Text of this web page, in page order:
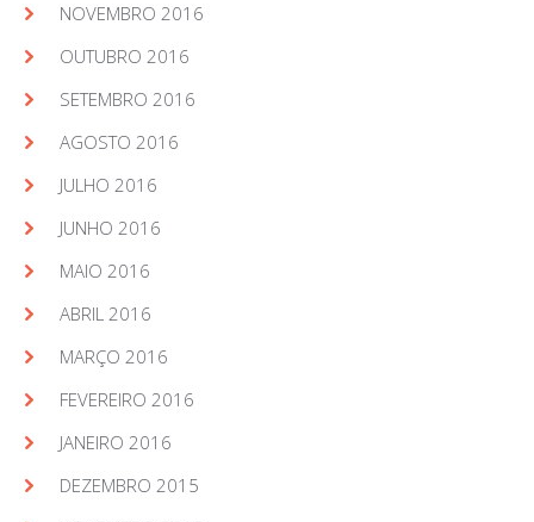
NOVEMBRO 2016
OUTUBRO 2016
SETEMBRO 2016
AGOSTO 2016
JULHO 2016
JUNHO 2016
MAIO 2016
ABRIL 2016
MARÇO 2016
FEVEREIRO 2016
JANEIRO 2016
DEZEMBRO 2015